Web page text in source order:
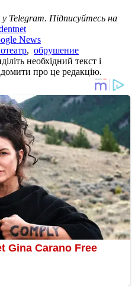
у Telegram. Підписуйтесь на
News
, обрушение
необхідний текст і
про це редакцію.